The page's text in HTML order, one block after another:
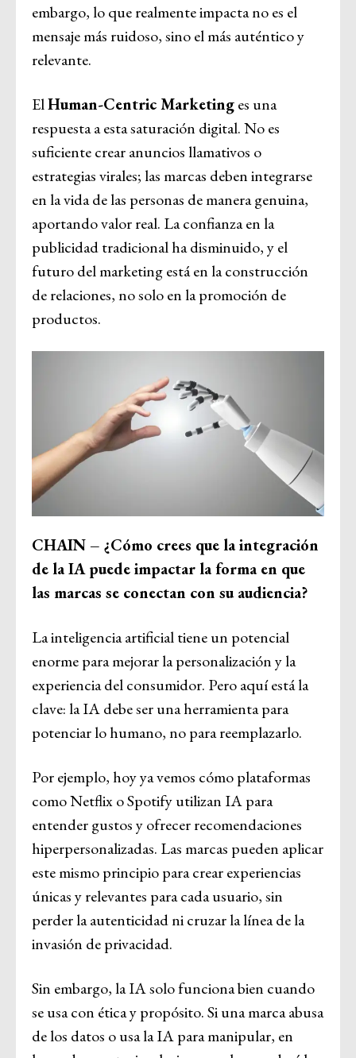
embargo, lo que realmente impacta no es el
mensaje más ruidoso, sino el más auténtico y
relevante.
ElHuman-Centric Marketinges una
respuesta a esta saturación digital. No es
suficiente crear anuncios llamativos o
estrategias virales; las marcas deben integrarse
en la vida de las personas de manera genuina,
aportando valor real. La confianza en la
publicidad tradicional ha disminuido, y el
futuro del marketing está en la construcción
de relaciones, no solo en la promoción de
productos.
CHAIN – ¿Cómo crees que la integración
de la IA puede impactar la forma en que
las marcas se conectan con su audiencia?
La inteligencia artificial tiene un potencial
enorme para mejorar la personalización y la
experiencia del consumidor. Pero aquí está la
clave: la IA debe ser una herramienta para
potenciar lo humano, no para reemplazarlo.
Por ejemplo, hoy ya vemos cómo plataformas
como Netflix o Spotify utilizan IA para
entender gustos y ofrecer recomendaciones
hiperpersonalizadas. Las marcas pueden aplicar
este mismo principio para crear experiencias
únicas y relevantes para cada usuario, sin
perder la autenticidad ni cruzar la línea de la
invasión de privacidad.
Sin embargo, la IA solo funciona bien cuando
se usa con ética y propósito. Si una marca abusa
de los datos o usa la IA para manipular, en